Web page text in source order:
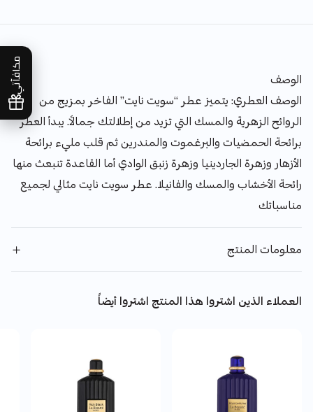
مكافآتي
الوصف
الوصف العطري: يتميز عطر “سويت نايت” الفاخر بمزيج من
الروائح الزهرية والمسك التي تزيد من إطلالتك جمالاً. يبدأ العطر
برائحة الحمضيات والبرغموت والمندرين ثم قلب مليء برائحة
الأزهار وزهرة الجاردينيا وزهرة زنبق الوادي أما القاعدة تنبعث منها
رائحة الأخشاب والمسك والفانيلا. عطر سويت نايت مثالي لجميع
مناسباتك
معلومات المنتج
العملاء الذين اشتروا هذا المنتج اشتروا أيضاً